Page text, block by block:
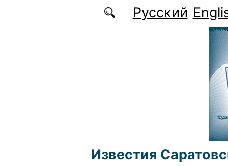
Перейти к основному содержаниюРусский
Известия